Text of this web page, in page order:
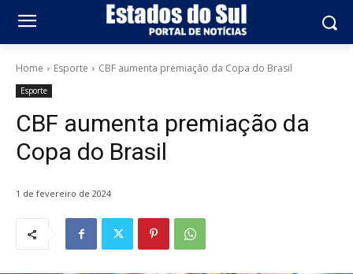
Home Esporte CBF aumenta premiação da Copa do Brasil
Esporte
CBF aumenta premiação da
Copa do Brasil
1 de fevereiro de 2024